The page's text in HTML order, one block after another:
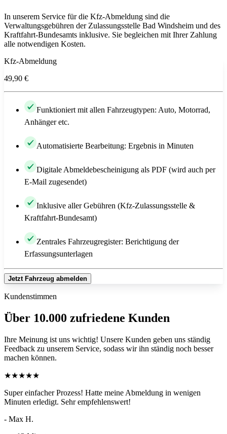
In unserem Service für die Kfz-Abmeldung sind die
Verwaltungsgebühren der Zulassungsstelle Bad Windsheim und des
Kraftfahrt-Bundesamts inklusive. Sie begleichen mit Ihrer Zahlung
alle notwendigen Kosten.
Kfz-Abmeldung
49,90 €
Funktioniert mit allen Fahrzeugtypen: Auto, Motorrad,
Anhänger etc.
Automatisierte Bearbeitung: Ergebnis in Minuten
Digitale Abmeldebescheinigung als PDF (wird auch per
E-Mail zugesendet)
Inklusive aller Gebühren (Kfz-Zulassungsstelle &
Kraftfahrt-Bundesamt)
Zentrales Fahrzeugregister: Berichtigung der
Erfassungsunterlagen
Jetzt Fahrzeug abmelden
Kundenstimmen
Über 10.000 zufriedene Kunden
Ihre Meinung ist uns wichtig! Unsere Kunden geben uns ständig
Feedback zu unserem Service, sodass wir ihn ständig noch besser
machen können.
★★★★★
Super einfacher Prozess! Hatte meine Abmeldung in wenigen
Minuten erledigt. Sehr empfehlenswert!
- Max H.